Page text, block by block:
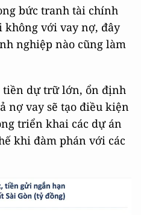
bức tranh tài chính
không với vay nợ, đây
nghiệp nào cũng làm
dự trữ lớn, ổn định
nợ vay sẽ tạo điều kiện
triển khai các dự án
khi đàm phán với các